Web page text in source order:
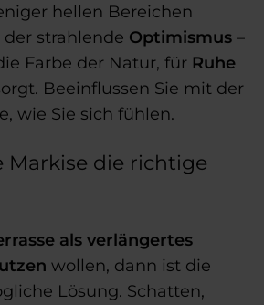
hellen Bereichen
der strahlende Optimismus –
Farbe der Natur, für Ruhe
Beeinflussen Sie mit der
wie Sie sich fühlen.
Markise die richtige
als verlängertes
wollen, dann ist die
Lösung. Schatten,